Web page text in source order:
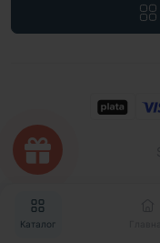
Каталог